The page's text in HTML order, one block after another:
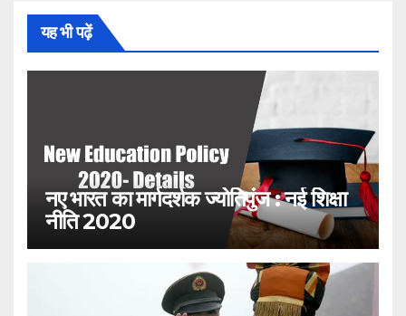
यह भी पढ़ें
नए भारत का मार्गदर्शक ज्योतिपुंज : नई शिक्षा
नीति 2020